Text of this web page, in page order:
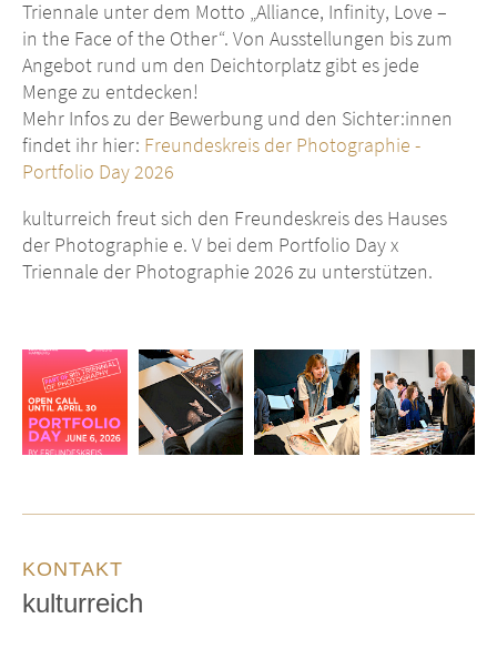
Triennale unter dem Motto „Alliance, Infinity, Love –
in the Face of the Other“. Von Ausstellungen bis zum
Angebot rund um den Deichtorplatz gibt es jede
Menge zu entdecken!
Mehr Infos zu der Bewerbung und den Sichter:innen
findet ihr hier: Freundeskreis der Photographie -
Portfolio Day 2026
kulturreich freut sich den Freundeskreis des Hauses
der Photographie e. V bei dem Portfolio Day x
Triennale der Photographie 2026 zu unterstützen.
KONTAKT
kulturreich